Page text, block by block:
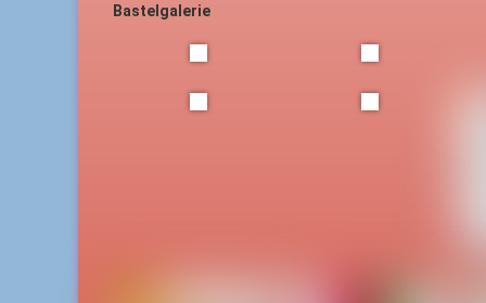
Bastelgalerie